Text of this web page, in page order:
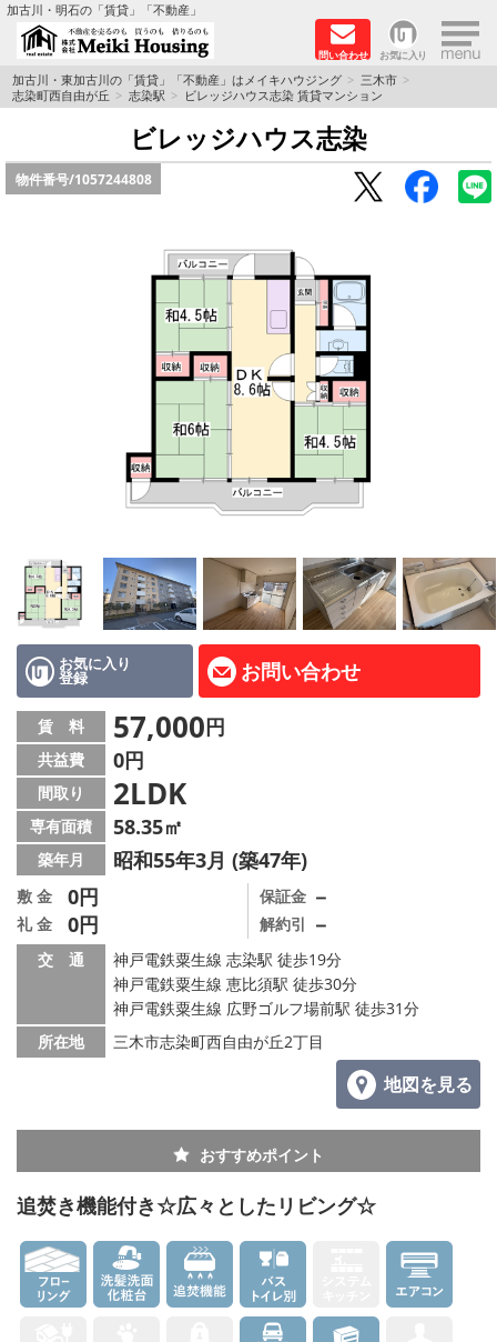
加古川・明石の「賃貸」「不動産」
問い合わせ お気に入り ×
TOPページ
☆メイキハウジングオススメ物件特集☆
都市ガス物件
◆新築物件の新設備で快適♪◆
路線·駅から探す
地域から探す
地図から探す
スタッフ紹介
Instagram
店舗情報·アクセス
会社概要
メールでお問い合わせ
加古川・東加古川の「賃貸」「不動産」はメイキハウジング
三木市
志染町西自由が丘
志染駅 ビレッジハウス志染 賃貸マンション
ビレッジハウス志染
物件番号/1057244808
お気に入り
登録 お問い合わせ
賃 料 57,000円
共益費 0円
間取り 2LDK
専有面積 58.35㎡
築年月 昭和55年3月 (築47年)
敷 金 0円
礼 金 0円
保証金 －
解約引 －
交 通
神戸電鉄粟生線 志染駅 徒歩19分
神戸電鉄粟生線 恵比須駅 徒歩30分
神戸電鉄粟生線 広野ゴルフ場前駅 徒歩31分
所在地
三木市志染町西自由が丘2丁目
地図を見る
おすすめポイント
追焚き機能付き☆広々としたリビング☆